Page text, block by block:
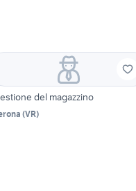
del magazzino
(VR)